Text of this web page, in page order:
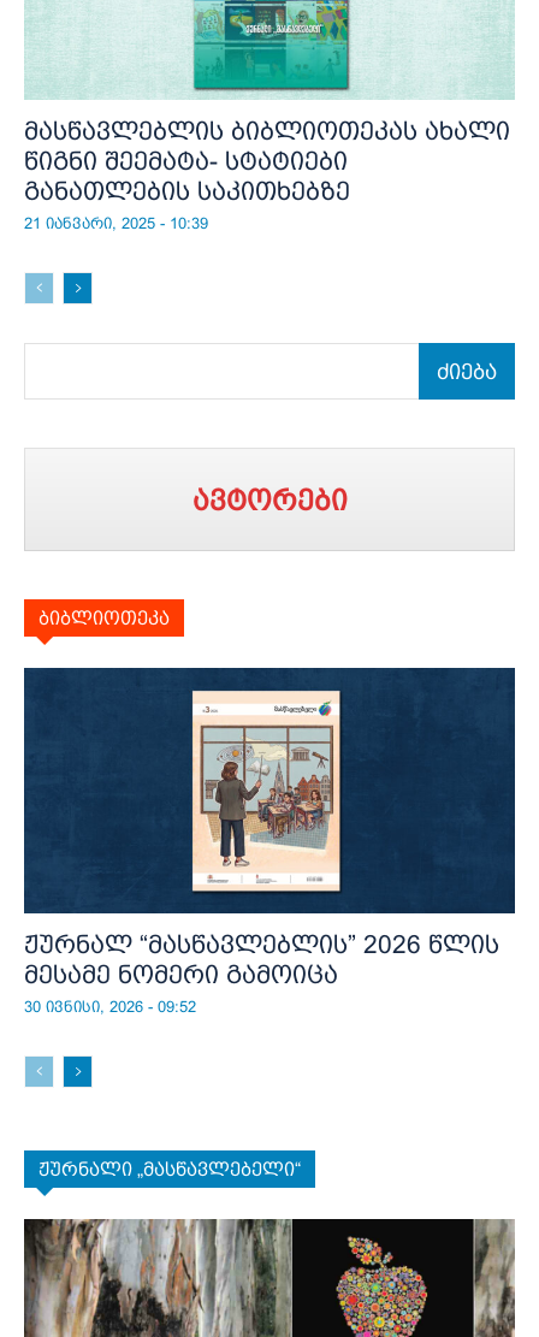
მასწავლებლის ბიბლიოთეკას ახალი
წიგნი შეემატა- სტატიები
განათლების საკითხებზე
21 იანვარი, 2025 - 10:39
ძიება
ავტორები
ბიბლიოთეკა
ჟურნალ “მასწავლებლის” 2026 წლის
მესამე ნომერი გამოიცა
30 ივნისი, 2026 - 09:52
ჟურნალი „მასწავლებელი“